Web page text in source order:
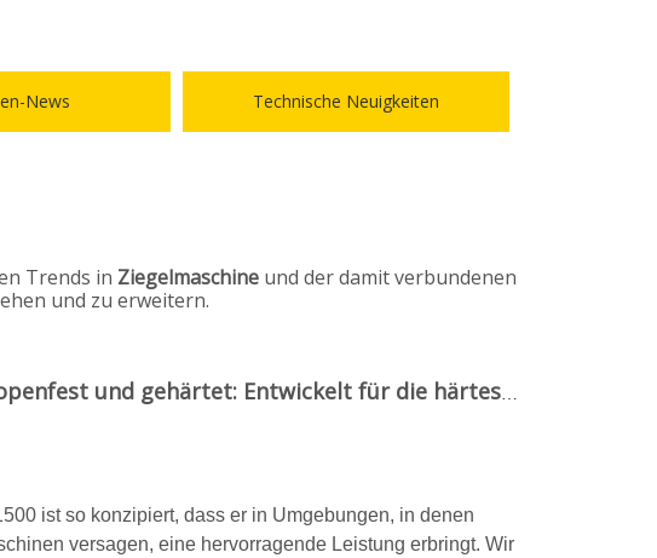
News Technische Neuigkeiten
Trends in Ziegelmaschine und der damit verbundenen
und zu erweitern.
Schlagzeile: Tropenfest und gehärtet: Entwickelt für die härtesten Einsatzorte
ist so konzipiert, dass er in Umgebungen, in denen
versagen, eine hervorragende Leistung erbringt. Wir